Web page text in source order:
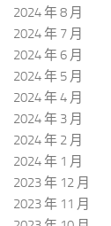
2024 年 8 月
2024 年 7 月
2024 年 6 月
2024 年 5 月
2024 年 4 月
2024 年 3 月
2024 年 2 月
2024 年 1 月
2023 年 12 月
2023 年 11 月